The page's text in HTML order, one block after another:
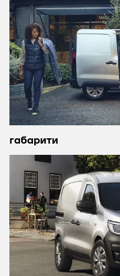
габарити